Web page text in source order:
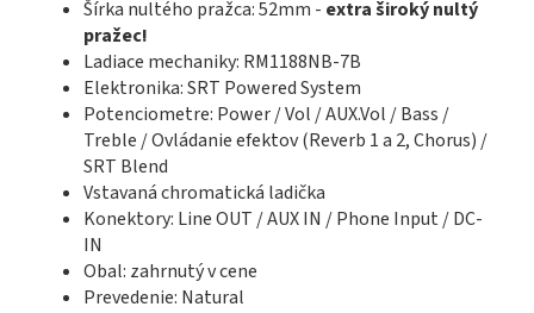
Šírka nultého pražca: 52mm - extra široký nultý
pražec!
Ladiace mechaniky: RM1188NB-7B
Elektronika: SRT Powered System
Potenciometre: Power / Vol / AUX.Vol / Bass /
Treble / Ovládanie efektov (Reverb 1 a 2, Chorus) /
SRT Blend
Vstavaná chromatická ladička
Konektory: Line OUT / AUX IN / Phone Input / DC-
IN
Obal: zahrnutý v cene
Prevedenie: Natural